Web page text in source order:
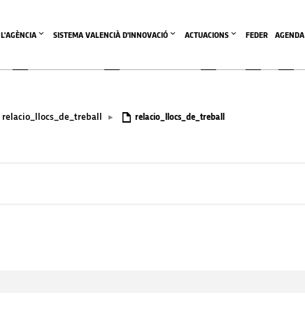
L'AGÈNCIA SISTEMA VALENCIÀ D'INNOVACIÓ ACTUACIONS FEDER AGENDA
relacio_llocs_de_treball ▸ relacio_llocs_de_treball